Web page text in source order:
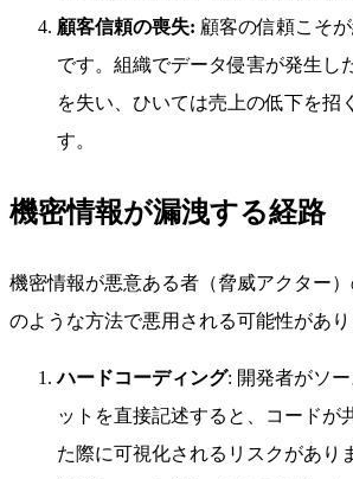
顧客信頼の喪失: 顧客の信頼こそ
です。組織でデータ侵害が発生し
を失い、ひいては売上の低下を招
す。
機密情報が漏洩する経路
機密情報が悪意ある者（脅威アクター
のような方法で悪用される可能性があり
ハードコーディング: 開発者がソ
ットを直接記述すると、コードが
た際に可視化されるリスクがあり